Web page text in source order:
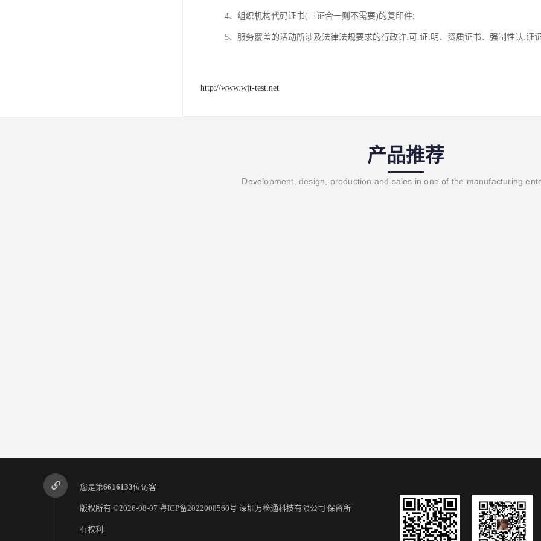
4、组织机构代码证书(三证合一则不需要)的复印件;
5、服务覆盖的活动所涉及法律法规要求的行政许.可.证.明、资质证书、强制性认.证
http://www.wjt-test.net
产品推荐
Development, design, production and sales in one of the manufacturing
您是第6616133位访客
版权所有 ©2026-08-07 粤ICP备2022008560号 深圳万检通科技有限公司 保留所
有权利.